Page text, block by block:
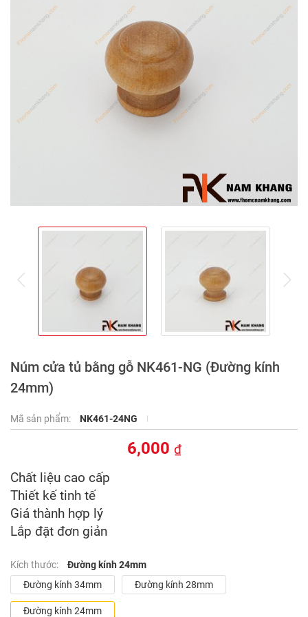
Núm cửa tủ bằng gỗ NK461-NG (Đường kính
24mm)
Mã sản phẩm: NK461-24NG
6,000 ₫
Chất liệu cao cấp
Thiết kế tinh tế
Giá thành hợp lý
Lắp đặt đơn giản
Kích thước:
Đường kính 24mm
Đường kính 34mm
Đường kính 28mm
Đường kính 24mm